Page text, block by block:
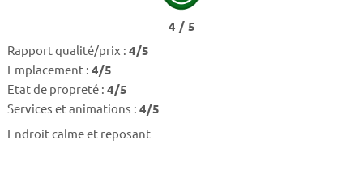
4 / 5
Rapport qualité/prix : 4/5
Emplacement : 4/5
Etat de propreté : 4/5
Services et animations : 4/5
Endroit calme et reposant